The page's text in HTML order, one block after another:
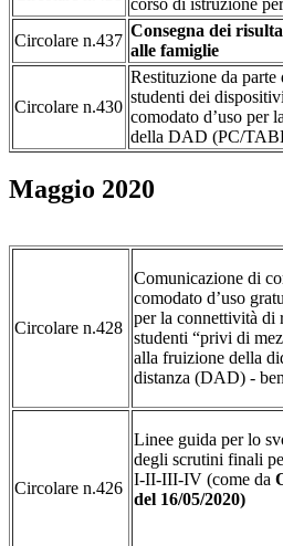
Circolare n.437
Consegna dei
alle famiglie
Circolare n.430
Restituzione da parte
studenti dei
comodato d’uso per
della DAD (PC/
Maggio 2020
Circolare n.428
Comunicazione di
comodato d’uso
per la connettività di
studenti “privi di
alla fruizione della
distanza (DAD) -
Circolare n.426
Linee guida per lo
degli scrutini finali
I-II-III-IV (come da
del 16/05/2020)